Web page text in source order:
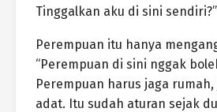
Tinggalkan aku di sini sendiri?”
Perempuan itu hanya
“Perempuan di sini nggak
Perempuan harus jaga rumah,
adat. Itu sudah aturan sejak